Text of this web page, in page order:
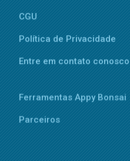
CGU
Política de Privacidade
Entre em contato conosco
Ferramentas Appy Bonsai
Parceiros